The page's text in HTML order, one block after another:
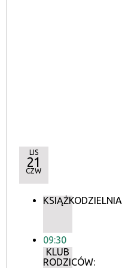
LIS
21
CZW
KSIĄŻKODZIELNIA
09:30
KLUB
RODZICÓW: